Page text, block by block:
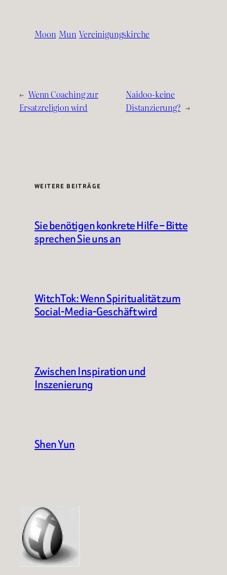
Moon Mun Vereinigungskirche
← Wenn Coaching zur
Ersatzreligion wird
Naidoo-keine
Distanzierung? →
WEITERE BEITRÄGE
Sie benötigen konkrete Hilfe – Bitte
sprechen Sie uns an
WitchTok: Wenn Spiritualität zum
Social-Media-Geschäft wird
Zwischen Inspiration und
Inszenierung
Shen Yun